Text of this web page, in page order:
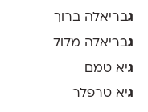
גבריאלה ברוך
גבריאלה מלול
גיא טמם
גיא טרפלר